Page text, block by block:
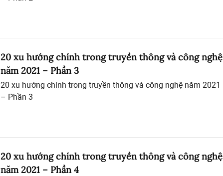
20 xu hướng chính trong truyền thông và công nghệ
năm 2021 – Phần 3
20 xu hướng chính trong truyền thông và công nghệ năm 2021
– Phần 3
20 xu hướng chính trong truyền thông và công nghệ
năm 2021 – Phần 4